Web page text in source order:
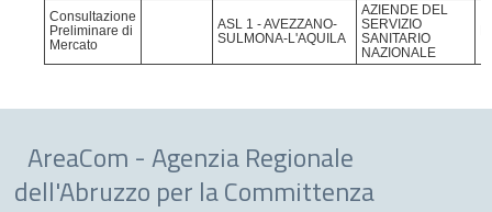
Consultazione
Preliminare di
Mercato
ASL 1 - AVEZZANO-
SULMONA-L'AQUILA
AZIENDE DEL
SERVIZIO
SANITARIO
NAZIONALE
AreaCom - Agenzia Regionale
dell'Abruzzo per la Committenza